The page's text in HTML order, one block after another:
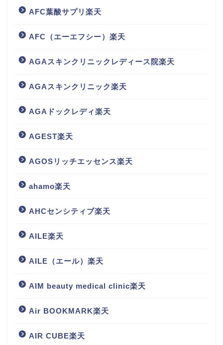
AFC葉酸サプリ楽天
AFC（エーエフシー）楽天
AGAスキンクリニックレディース院楽天
AGAスキンクリニック楽天
AGAドックレディ楽天
AGEST楽天
AGOSリッチエッセンス楽天
ahamo楽天
AHCセンシティブ楽天
AILE楽天
AILE（エール）楽天
AIM beauty medical clinic楽天
Air BOOKMARK楽天
AIR CUBE楽天